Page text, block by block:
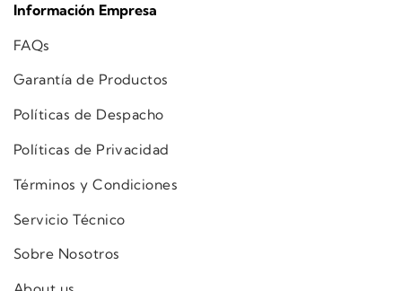
Información Empresa
FAQs
Garantía de Productos
Políticas de Despacho
Políticas de Privacidad
Términos y Condiciones
Servicio Técnico
Sobre Nosotros